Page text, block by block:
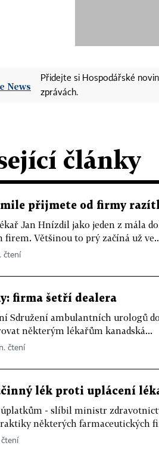
Přidejte si Hospodářské
zprávách.
články
přijmete od firmy
Jan Hnízdil jako jeden z mála
firem. Většinou to prý začíná už
čtení
firma šetří dealera
Sdružení ambulantních urologů
některým lékařům kanadská...
čtení
lék proti uplácení
- slíbil ministr
některých farmaceutických
čtení